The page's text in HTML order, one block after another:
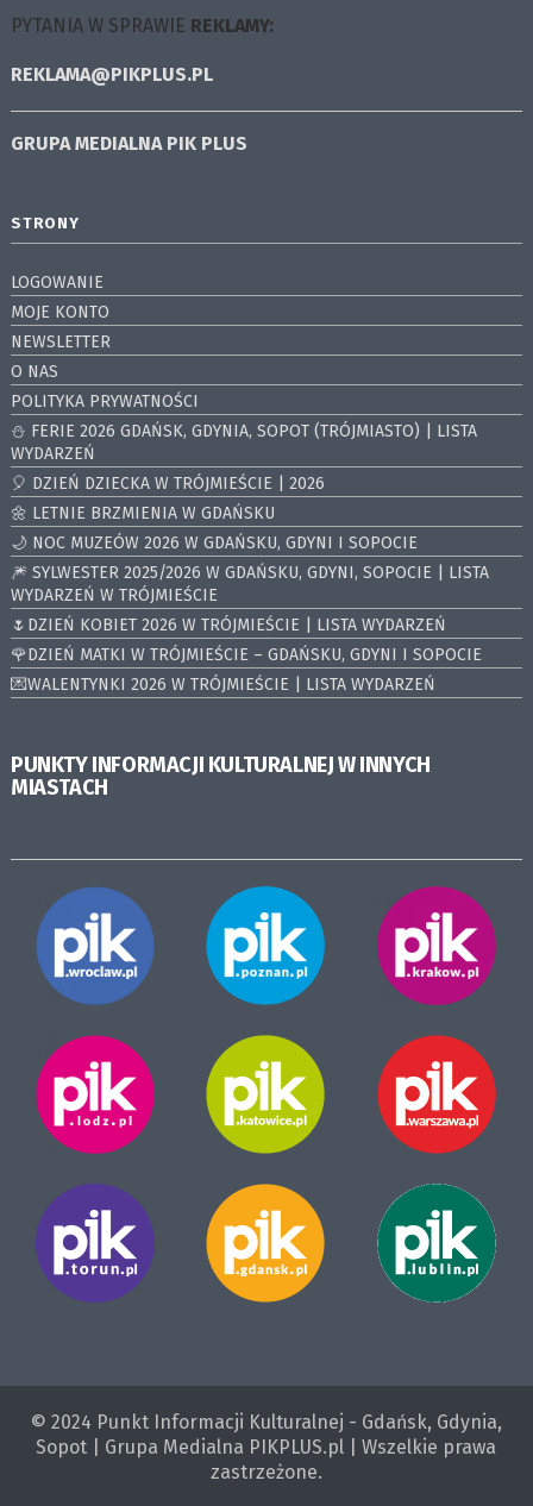
PYTANIA W SPRAWIE REKLAMY:
REKLAMA@PIKPLUS.PL
GRUPA MEDIALNA PIK PLUS
STRONY
LOGOWANIE
MOJE KONTO
NEWSLETTER
O NAS
POLITYKA PRYWATNOŚCI
⛄️ FERIE 2026 GDAŃSK, GDYNIA, SOPOT (TRÓJMIASTO) | LISTA
WYDARZEŃ
🎈 DZIEŃ DZIECKA W TRÓJMIEŚCIE | 2026
🌼 LETNIE BRZMIENIA W GDAŃSKU
🌙 NOC MUZEÓW 2026 W GDAŃSKU, GDYNI I SOPOCIE
🎆 SYLWESTER 2025/2026 W GDAŃSKU, GDYNI, SOPOCIE | LISTA
WYDARZEŃ W TRÓJMIEŚCIE
🌷DZIEŃ KOBIET 2026 W TRÓJMIEŚCIE | LISTA WYDARZEŃ
🌹DZIEŃ MATKI W TRÓJMIEŚCIE – GDAŃSKU, GDYNI I SOPOCIE
💌WALENTYNKI 2026 W TRÓJMIEŚCIE | LISTA WYDARZEŃ
PUNKTY INFORMACJI KULTURALNEJ W INNYCH
MIASTACH
© 2024 Punkt Informacji Kulturalnej - Gdańsk, Gdynia,
Sopot | Grupa Medialna PIKPLUS.pl | Wszelkie prawa
zastrzeżone.